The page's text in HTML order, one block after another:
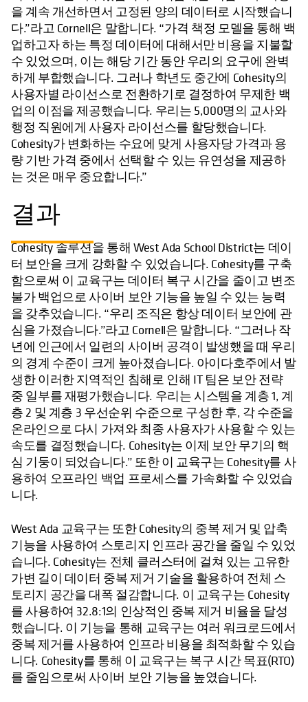
을 계속 개선하면서 고정된 양의 데이터로 시작했습니
다.”라고 Cornell은 말합니다. “가격 책정 모델을 통해 백
업하고자 하는 특정 데이터에 대해서만 비용을 지불할
수 있었으며, 이는 해당 기간 동안 우리의 요구에 완벽
하게 부합했습니다. 그러나 학년도 중간에 Cohesity의
사용자별 라이선스로 전환하기로 결정하여 무제한 백
업의 이점을 제공했습니다. 우리는 5,000명의 교사와
행정 직원에게 사용자 라이선스를 할당했습니다.
Cohesity가 변화하는 수요에 맞게 사용자당 가격과 용
량 기반 가격 중에서 선택할 수 있는 유연성을 제공하
는 것은 매우 중요합니다.”
결과
Cohesity 솔루션을 통해 West Ada School District는 데이
터 보안을 크게 강화할 수 있었습니다. Cohesity를 구축
함으로써 이 교육구는 데이터 복구 시간을 줄이고 변조
불가 백업으로 사이버 보안 기능을 높일 수 있는 능력
을 갖추었습니다. “우리 조직은 항상 데이터 보안에 관
심을 가졌습니다.”라고 Cornell은 말합니다. “그러나 작
년에 인근에서 일련의 사이버 공격이 발생했을 때 우리
의 경계 수준이 크게 높아졌습니다. 아이다호주에서 발
생한 이러한 지역적인 침해로 인해 IT 팀은 보안 전략
중 일부를 재평가했습니다. 우리는 시스템을 계층 1, 계
층 2 및 계층 3 우선순위 수준으로 구성한 후, 각 수준을
온라인으로 다시 가져와 최종 사용자가 사용할 수 있는
속도를 결정했습니다. Cohesity는 이제 보안 무기의 핵
심 기둥이 되었습니다.” 또한 이 교육구는 Cohesity를 사
용하여 오프라인 백업 프로세스를 가속화할 수 있었습
니다.
West Ada 교육구는 또한 Cohesity의 중복 제거 및 압축
기능을 사용하여 스토리지 인프라 공간을 줄일 수 있었
습니다. Cohesity는 전체 클러스터에 걸쳐 있는 고유한
가변 길이 데이터 중복 제거 기술을 활용하여 전체 스
토리지 공간을 대폭 절감합니다. 이 교육구는 Cohesity
를 사용하여 32.8:1의 인상적인 중복 제거 비율을 달성
했습니다. 이 기능을 통해 교육구는 여러 워크로드에서
중복 제거를 사용하여 인프라 비용을 최적화할 수 있습
니다. Cohesity를 통해 이 교육구는 복구 시간 목표(RTO)
를 줄임으로써 사이버 보안 기능을 높였습니다.